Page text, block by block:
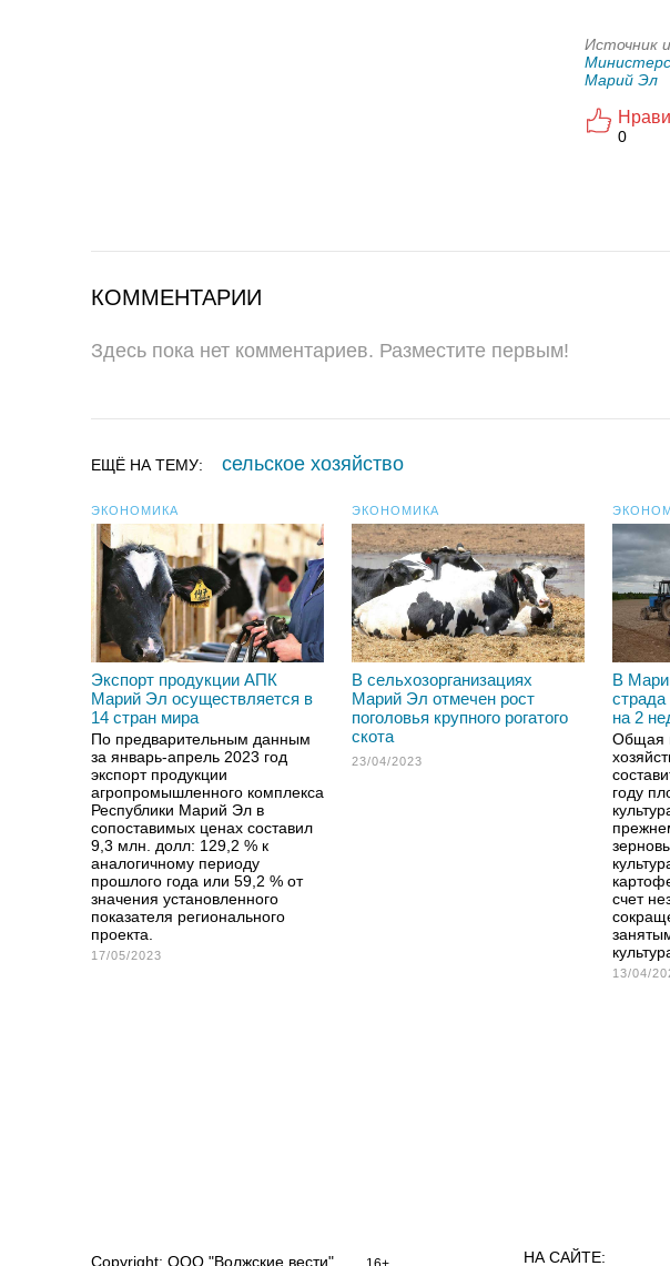
Источник
Марий Эл
0
КОММЕНТАРИИ
Здесь пока нет комментариев. Разместите первым!
ЕЩЁ НА ТЕМУ: сельское хозяйство
ЭКОНОМИКА
Экспорт продукции АПК
Марий Эл осуществляется в
14 стран мира
По предварительным данным
за январь-апрель 2023 год
экспорт продукции
агропромышленного комплекса
Республики Марий Эл в
сопоставимых ценах составил
9,3 млн. долл: 129,2 % к
аналогичному периоду
прошлого года или 59,2 % от
значения установленного
показателя регионального
проекта.
17/05/2023
ЭКОНОМИКА
В сельхозорганизациях
Марий Эл отмечен рост
поголовья крупного рогатого
скота
23/04/2023
В
страда
на 2
Общая
году
счет
13/04/
Copyright: ООО "Волжские вести" НА САЙТЕ: